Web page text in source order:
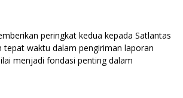
peringkat kedua kepada Satlantas
tepat waktu dalam pengiriman laporan
menjadi fondasi penting dalam